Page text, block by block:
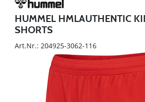
HUMMEL HMLAUTHENTIC
SHORTS
Art.Nr.: 204925-3062-116